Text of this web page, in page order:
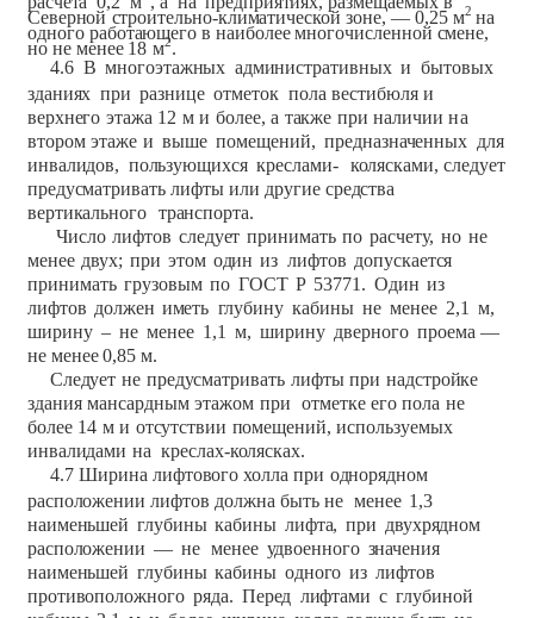
Северной строительно-климатической зоне, — 0,25 м2 на
одного работающего внаиболее многочисленной смене,
но неменее 18 м2.
4.6 В многоэтажных административных и бытовых
зданиях при разнице отметок пола вестибюля и
верхнего этажа 12 м и более, а также при наличии на
втором этаже и выше помещений, предназначенных для
инвалидов, пользующихся креслами- колясками, следует
предусматривать лифты или другие средства
вертикального транспорта.
Число лифтов следует принимать по расчету, но не
менее двух; при этом один из лифтов допускается
принимать грузовым по ГОСТ Р 53771. Один из
лифтов должен иметь глубину кабины не менее 2,1 м,
ширину – не менее 1,1 м, ширину дверного проема —
неменее0,85м.
Следует не предусматривать лифты при надстройке
здания мансардным этажом при отметке его пола не
более 14 м и отсутствии помещений, используемых
инвалидами на креслах-колясках.
4.7 Ширина лифтового холла при однорядном
расположении лифтов должна быть не менее 1,3
наименьшей глубины кабины лифта, при двухрядном
расположении — не менее удвоенного значения
наименьшей глубины кабины одного из лифтов
противоположного ряда. Перед лифтами с глубиной